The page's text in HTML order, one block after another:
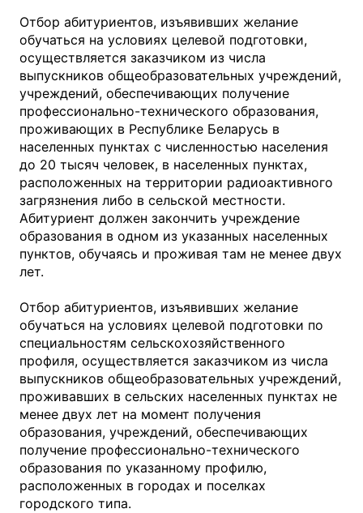
Отбор абитуриентов, изъявивших желание
обучаться на условиях целевой подготовки,
осуществляется заказчиком из числа
выпускников общеобразовательных учреждений,
учреждений, обеспечивающих получение
профессионально-технического образования,
проживающих в Республике Беларусь в
населенных пунктах с численностью населения
до 20 тысяч человек, в населенных пунктах,
расположенных на территории радиоактивного
загрязнения либо в сельской местности.
Абитуриент должен закончить учреждение
образования в одном из указанных населенных
пунктов, обучаясь и проживая там не менее двух
лет.
Отбор абитуриентов, изъявивших желание
обучаться на условиях целевой подготовки по
специальностям сельскохозяйственного
профиля, осуществляется заказчиком из числа
выпускников общеобразовательных учреждений,
проживавших в сельских населенных пунктах не
менее двух лет на момент получения
образования, учреждений, обеспечивающих
получение профессионально-технического
образования по указанному профилю,
расположенных в городах и поселках
городского типа.